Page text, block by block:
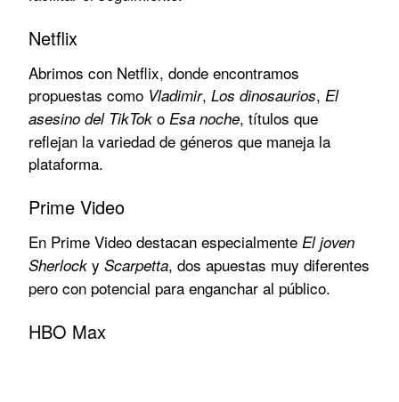
Netflix
Abrimos con Netflix, donde encontramos
propuestas como Vladimir, Los dinosaurios, El
asesino del TikTok o Esa noche, títulos que
reflejan la variedad de géneros que maneja la
plataforma.
Prime Video
En Prime Video destacan especialmente El joven
Sherlock y Scarpetta, dos apuestas muy diferentes
pero con potencial para enganchar al público.
HBO Max